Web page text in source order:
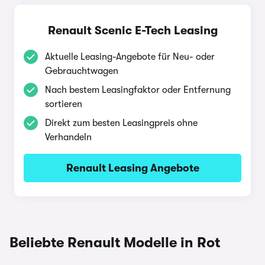
Renault Scenic E-Tech Leasing
Aktuelle Leasing-Angebote für Neu- oder
Gebrauchtwagen
Nach bestem Leasingfaktor oder Entfernung
sortieren
Direkt zum besten Leasingpreis ohne
Verhandeln
Renault Leasing Angebote
Beliebte Renault Modelle in Rot